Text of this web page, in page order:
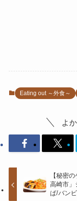
Eating out ～外食～
よ
【秘密
高崎市」
ぱ/バン